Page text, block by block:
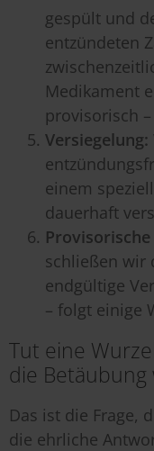
gespült und
entzündeten
Medikament
provisorisch
Versiegelung:
einem
dauerhaft
schließen wir
endgültige
– folgt einige
Tut eine
die
Das ist die Frage,
die ehrliche